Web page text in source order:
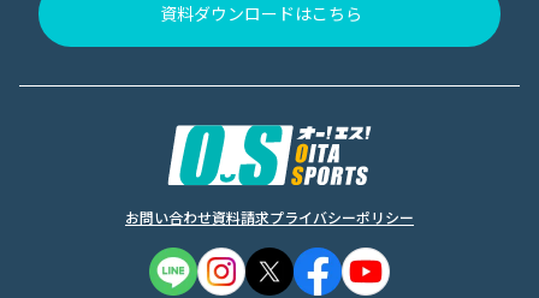
資料ダウンロードはこちら
お問い合わせ資料請求プライバシーポリシー